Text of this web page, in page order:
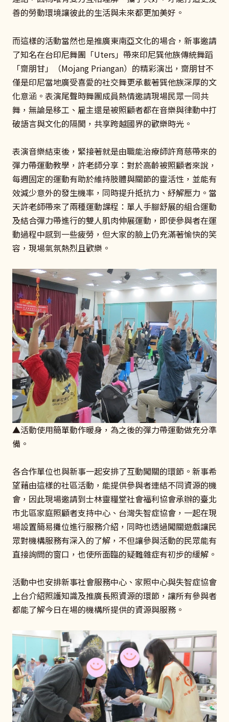
善的勞動環境讓彼此的生活與未來都更加美好。
而這樣的活動當然也是推廣東南亞文化的場合，新事邀請
了知名在台印尼舞團「Uters」帶來印尼巽他族傳統舞蹈
「齋朋甘」（Mojang Priangan）的精彩演出，齋朋甘不
僅是印尼當地廣受喜愛的社交舞更承載著巽他族深厚的文
化意涵。表演尾聲時舞團成員熱情邀請現場民眾一同共
舞，無論是移工、雇主還是被照顧者都在音樂與律動中打
破語言與文化的隔閡，共享跨越國界的歡樂時光。
表演音樂結束後，緊接著就是由職能治療師許育慈帶來的
彈力帶運動教學，許老師分享：對於高齡被照顧者來說，
每週固定的運動有助於維持肢體與關節的靈活性，並能有
效減少意外的發生機率，同時提升抵抗力、紓解壓力。當
天許老師帶來了兩種運動課程：單人手腳舒展的組合運動
及結合彈力帶進行的雙人肌肉伸展運動，即使參與者在運
動過程中感到一些疲勞，但大家的臉上仍充滿著愉快的笑
容，現場氣氛熱烈且歡樂。
▲活動使用簡單動作暖身，為之後的彈力帶運動做充分準
備。
各合作單位也與新事一起安排了互動闖關的環節。新事希
望藉由這樣的社區活動，能提供參與者連結不同資源的機
會，因此現場邀請到士林靈糧堂社會福利協會承辦的臺北
市北區家庭照顧者支持中心、台灣失智症協會，一起在現
場設置簡易攤位進行服務介紹，同時也透過闖關遊戲讓民
眾對機構服務有深入的了解，不但讓參與活動的民眾能有
直接詢問的窗口，也使所面臨的疑難雜症有初步的緩解。
活動中也安排新事社會服務中心、家照中心與失智症協會
上台介紹照護知識及推廣長照資源的環節，讓所有參與者
都能了解今日在場的機構所提供的資源與服務。